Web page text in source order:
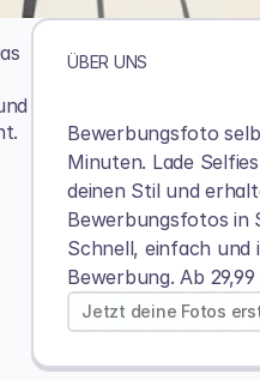
ÜBER UNS
Bewerbungsfoto
Minuten. Lade
deinen Stil und
Bewerbungsfotos in
Schnell, einfach und
Bewerbung. Ab 29,99
Jetzt deine Fotos